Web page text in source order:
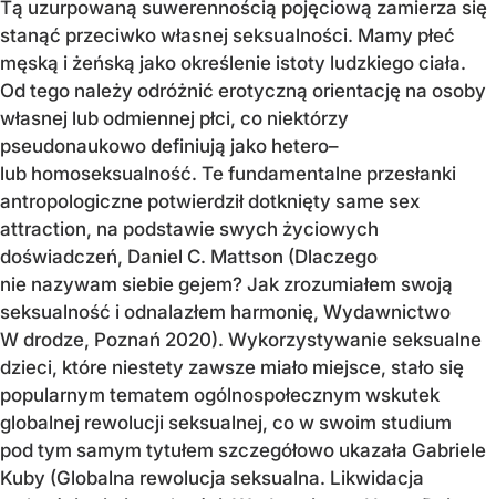
Tą uzurpowaną suwerennością pojęciową zamierza się
stanąć przeciwko własnej seksualności. Mamy płeć
męską i żeńską jako określenie istoty ludzkiego ciała.
Od tego należy odróżnić erotyczną orientację na osoby
własnej lub odmiennej płci, co niektórzy
pseudonaukowo definiują jako hetero–
lub homoseksualność. Te fundamentalne przesłanki
antropologiczne potwierdził dotknięty same sex
attraction, na podstawie swych życiowych
doświadczeń, Daniel C. Mattson (Dlaczego
nie nazywam siebie gejem? Jak zrozumiałem swoją
seksualność i odnalazłem harmonię, Wydawnictwo
W drodze, Poznań 2020). Wykorzystywanie seksualne
dzieci, które niestety zawsze miało miejsce, stało się
popularnym tematem ogólnospołecznym wskutek
globalnej rewolucji seksualnej, co w swoim studium
pod tym samym tytułem szczegółowo ukazała Gabriele
Kuby (Globalna rewolucja seksualna. Likwidacja